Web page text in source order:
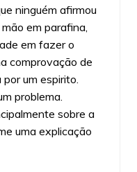
ninguém afirmou
em parafina,
em fazer o
comprovação de
um espirito.
problema.
sobre a
uma explicação